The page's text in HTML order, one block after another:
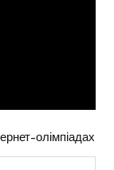
олімпіадах